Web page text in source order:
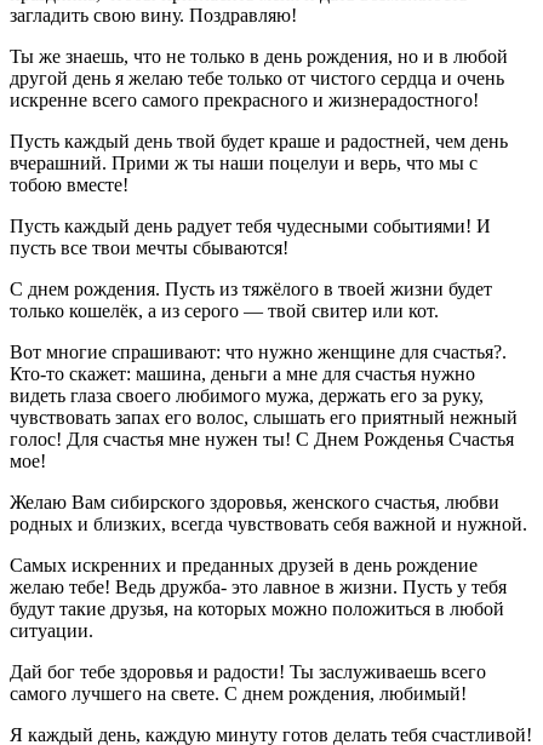
загладить свою вину. Поздравляю!
Ты же знаешь, что не только в день рождения, но и в любой
другой день я желаю тебе только от чистого сердца и очень
искренне всего самого прекрасного и жизнерадостного!
Пусть каждый день твой будет краше и радостней, чем день
вчерашний. Прими ж ты наши поцелуи и верь, что мы с
тобою вместе!
Пусть каждый день радует тебя чудесными событиями! И
пусть все твои мечты сбываются!
С днем рождения. Пусть из тяжёлого в твоей жизни будет
только кошелёк, а из серого — твой свитер или кот.
Вот многие спрашивают: что нужно женщине для счастья?.
Кто-то скажет: машина, деньги а мне для счастья нужно
видеть глаза своего любимого мужа, держать его за руку,
чувствовать запах его волос, слышать его приятный нежный
голос! Для счастья мне нужен ты! С Днем Рожденья Счастья
мое!
Желаю Вам сибирского здоровья, женского счастья, любви
родных и близких, всегда чувствовать себя важной и нужной.
Самых искренних и преданных друзей в день рождение
желаю тебе! Ведь дружба- это лавное в жизни. Пусть у тебя
будут такие друзья, на которых можно положиться в любой
ситуации.
Дай бог тебе здоровья и радости! Ты заслуживаешь всего
самого лучшего на свете. С днем рождения, любимый!
Я каждый день, каждую минуту готов делать тебя счастливой!